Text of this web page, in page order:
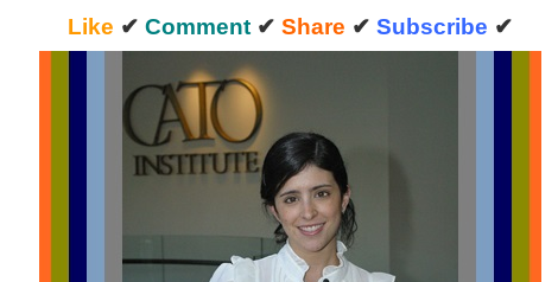
Like ✔ Comment✔ Share ✔ Subscribe ✔